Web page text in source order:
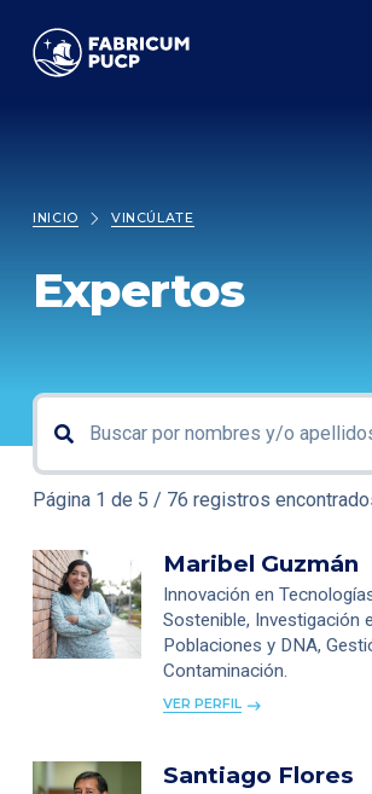
FABRICUM
INICIO VINCÚLATE
Expertos
Página 1 de 5 / 76 registros
Maribel Guzmán
Innovación en
Sostenible, Investigación
Poblaciones y DNA,
Contaminación.
VER PERFIL
Santiago Flores